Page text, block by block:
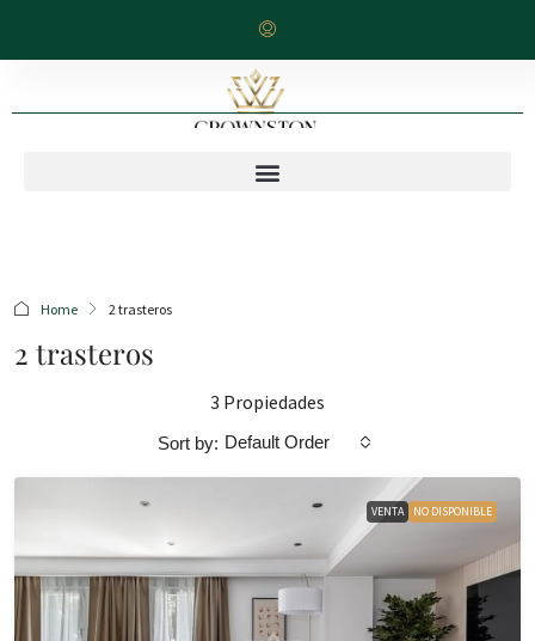
Home 2 trasteros
2 trasteros
3 Propiedades
Sort by: Default Order
VENTA NO DISPONIBLE